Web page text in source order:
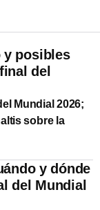
y posibles
del
Mundial 2026;
sobre la
y dónde
del Mundial